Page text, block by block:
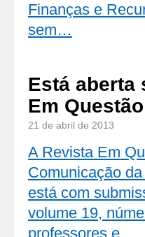
Finanças e
sem…
Está aberta
Em Questão
21 de abril de 2013
A Revista Em
Comunicação
está com
volume 19,
professores e…